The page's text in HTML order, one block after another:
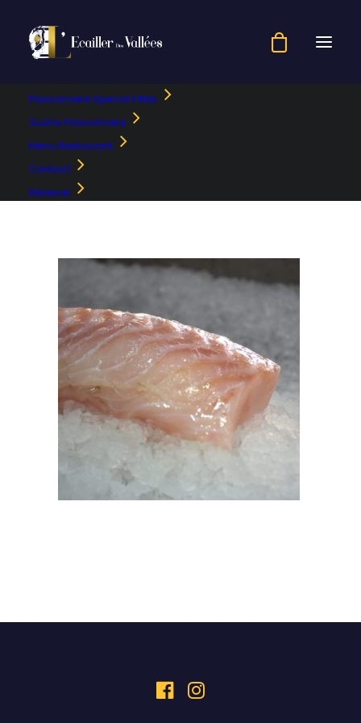
Poissonnerie Special Fêtes
Sushis Poissonnerie
Menu Restaurant
Contact
Réserver
CABILLAUD_016-min
Accueil